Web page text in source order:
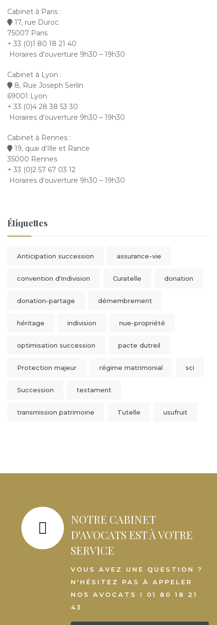
Cabinet à Paris :
17, rue Duroc
75007 Paris
+ 33 (0)1 80 18 21 40
Horaires d’ouverture 9h30 – 19h30
Cabinet à Lyon :
8, Rue Joseph Serlin
69001 Lyon
+ 33 (0)4 28 38 53 30
Horaires d’ouverture 9h30 – 19h30
Cabinet à Rennes :
19, quai d’Ille et Rance
35000 Rennes
+ 33 (0)2 57 67 03 12
Horaires d’ouverture 9h30 – 19h30
Étiquettes
Anticipation succession assurance-vie
convention d'indivision Curatelle donation
donation-partage démembrement
héritage indivision nue-propriété
optimisation succession pacte dutreil
Protection majeur régime matrimonial sci
Succession testament
transmission patrimoine Tutelle usufruit
NOTRE CABINET
D'AVOCATS EST À VOTRE
SERVICE
VOUS AVEZ UNE QUESTION ?
N'HÉSITEZ PAS À APPELER
NOS AVOCATS ! 01 80 18 21
43